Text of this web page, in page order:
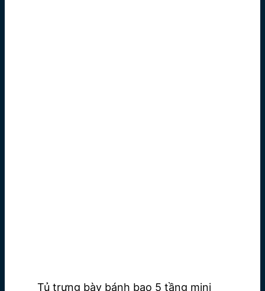
Tủ trưng bày bánh bao 5 tầng mini